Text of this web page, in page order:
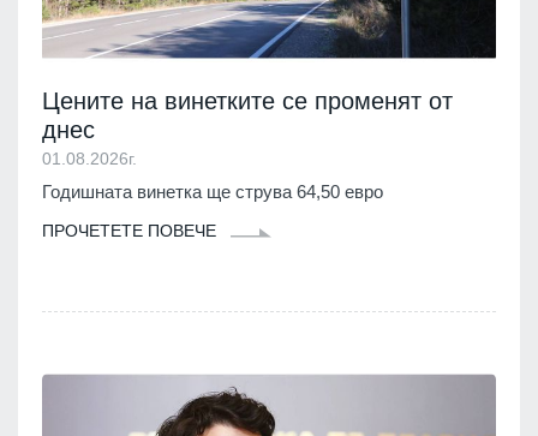
Цените на винетките се променят от
днес
01.08.2026г.
Годишната винетка ще струва 64,50 евро
ПРОЧЕТЕТЕ ПОВЕЧЕ